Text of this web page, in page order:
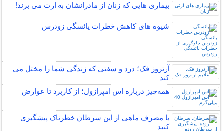
بیماری هایی که زنان از مادرانشان به ارث می برند!
شیوه های کاهش خطرات یائسگی زودرس
آرتروز فک؛ درد و سفتی که زندگی شما را مختل می
کند
همه‌چیز درباره اس امپرازول؛ از کاربرد تا عوارض
با مصرف ماهی از این سرطان خطرناک پیشگیری
کنید